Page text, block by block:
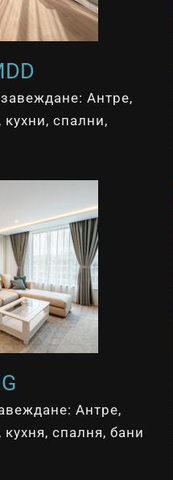
Антре,
спални,
Антре,
спалня, бани